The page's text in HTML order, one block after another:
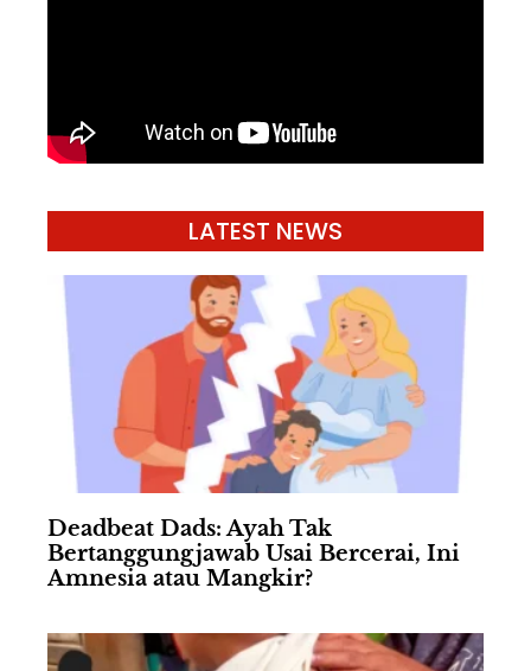
LATEST NEWS
Deadbeat Dads: Ayah Tak
Bertanggungjawab Usai Bercerai, Ini
Amnesia atau Mangkir?